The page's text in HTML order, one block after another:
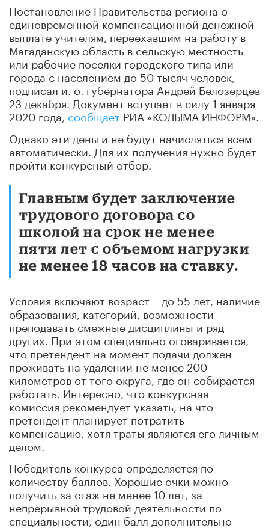
Постановление Правительства региона о
единовременной компенсационной денежной
выплате учителям, переехавшим на работу в
Магаданскую область в сельскую местность
или рабочие поселки городского типа или
города с населением до 50 тысяч человек,
подписал и. о. губернатора Андрей Белозерцев
23 декабря. Документ вступает в силу 1 января
2020 года, сообщает РИА «КОЛЫМА-ИНФОРМ».
Однако эти деньги не будут начисляться всем
автоматически. Для их получения нужно будет
пройти конкурсный отбор.
Главным будет заключение
трудового договора со
школой на срок не менее
пяти лет с объемом нагрузки
не менее 18 часов на ставку.
Условия включают возраст – до 55 лет, наличие
образования, категорий, возможности
преподавать смежные дисциплины и ряд
других. При этом специально оговаривается,
что претендент на момент подачи должен
проживать на удалении не менее 200
километров от того округа, где он собирается
работать. Интересно, что конкурсная
комиссия рекомендует указать, на что
претендент планирует потратить
компенсацию, хотя траты являются его личным
делом.
Победитель конкурса определяется по
количеству баллов. Хорошие очки можно
получить за стаж не менее 10 лет, за
непрерывной трудовой деятельности по
специальности, один балл дополнительно